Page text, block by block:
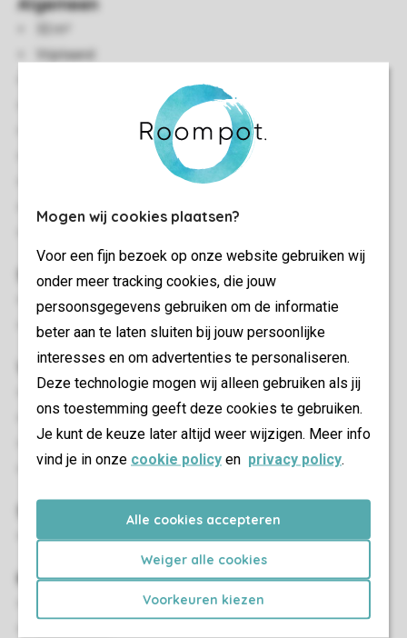
Mogen wij cookies plaatsen?
Voor een fijn bezoek op onze website gebruiken wij
onder meer tracking cookies, die jouw
persoonsgegevens gebruiken om de informatie
beter aan te laten sluiten bij jouw persoonlijke
interesses en om advertenties te personaliseren.
Deze technologie mogen wij alleen gebruiken als jij
ons toestemming geeft deze cookies te gebruiken.
Je kunt de keuze later altijd weer wijzigen. Meer info
vind je in onze cookie policy en privacy policy.
Alle cookies accepteren
Weiger alle cookies
Voorkeuren kiezen
Vrijstaand
Houten accommodatie
Gelegen aan het water
Slaapkamer(s)
Slaapkamer met twee 1-persoons boxsprings
Horren
Woon-/eetkamer
Zithoek
Eethoek
Smart-tv
Airconditioning
Badkamer en suite met inloopdouche, toilet en wastafel
Keuken